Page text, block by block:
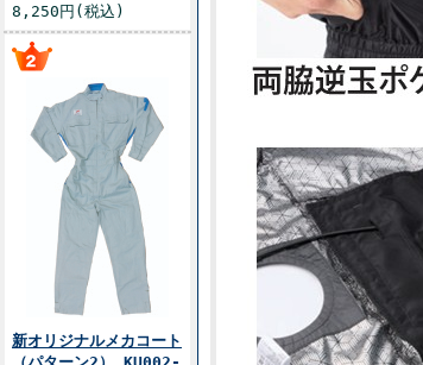
8,250円(税込)
新オリジナルメカコート